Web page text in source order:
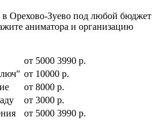
в Орехово-Зуево под любой бюджет
аниматора и организацию
от 5000 3990 р.
от 10000 р.
от 8000 р.
от 3000 р.
от 5000 3990 р.